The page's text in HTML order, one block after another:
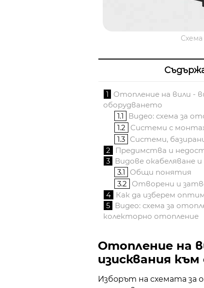
1
Отопление на вили -
оборудването
1.1
Видео: схема за
1.2
Системи с
1.3 Системи,
2
Предимства и
3 Видове окабеляване
3.1
Общи понятия
3.2
Отворени и
4 Как да изберем
5 Видео: схема за
колекторно отопление
Отопление на
изисквания
Изборът на схемата за